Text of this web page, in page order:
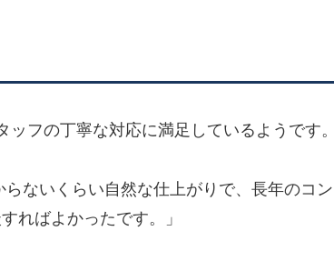
フの丁寧な対応に満足しているようです。
らないくらい自然な仕上がりで、長年のコン
ればよかったです。」